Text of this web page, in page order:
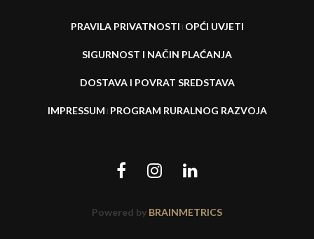
PRAVILA PRIVATNOSTI I OPĆI UVJETI
SIGURNOST I NAČIN PLAĆANJA
DOSTAVA I POVRAT SREDSTAVA
IMPRESSUM I PROGRAM RURALNOG RAZVOJA
Powered by BRAINMETRICS